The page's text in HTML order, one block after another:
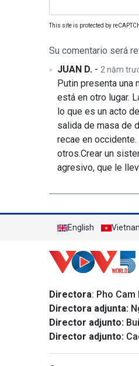
This site is protected by
Su comentario será
JUAN D. -2 năm
Putin presenta una
está en otro lugar.
lo que es un acto
salida de masa de
recae en
otros.Crear un
agresivo, que le
English
Directora: Pho Cam
Directora adjunta:
Director adjunto:
Director adjunto: